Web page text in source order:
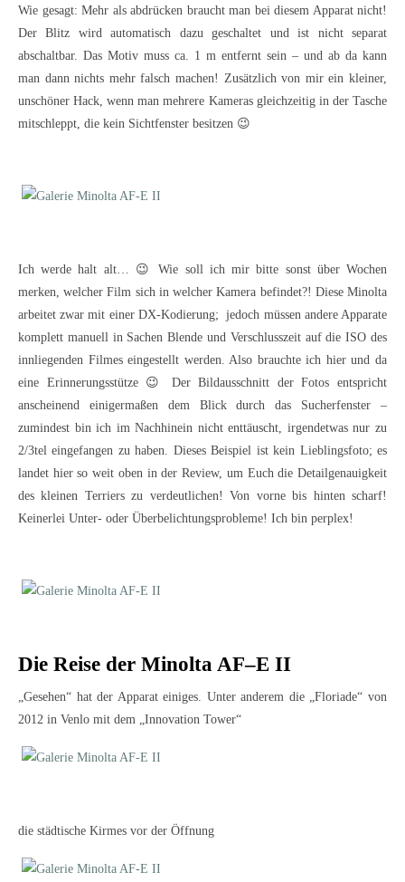
Wie gesagt: Mehr als abdrücken braucht man bei diesem Apparat nicht!
Der Blitz wird automatisch dazu geschaltet und ist nicht separat
abschaltbar. Das Motiv muss ca. 1 m entfernt sein – und ab da kann
man dann nichts mehr falsch machen! Zusätzlich von mir ein kleiner,
unschöner Hack, wenn man mehrere Kameras gleichzeitig in der Tasche
mitschleppt, die kein Sichtfenster besitzen 😉
Ich werde halt alt… 😉 Wie soll ich mir bitte sonst über Wochen
merken, welcher Film sich in welcher Kamera befindet?! Diese Minolta
arbeitet zwar mit einer DX-Kodierung; jedoch müssen andere Apparate
komplett manuell in Sachen Blende und Verschlusszeit auf die ISO des
innliegenden Filmes eingestellt werden. Also brauchte ich hier und da
eine Erinnerungsstütze 😉 Der Bildausschnitt der Fotos entspricht
anscheinend einigermaßen dem Blick durch das Sucherfenster –
zumindest bin ich im Nachhinein nicht enttäuscht, irgendetwas nur zu
2/3tel eingefangen zu haben. Dieses Beispiel ist kein Lieblingsfoto; es
landet hier so weit oben in der Review, um Euch die Detailgenauigkeit
des kleinen Terriers zu verdeutlichen! Von vorne bis hinten scharf!
Keinerlei Unter- oder Überbelichtungsprobleme! Ich bin perplex!
Die Reise der Minolta AF–E II
„Gesehen“ hat der Apparat einiges. Unter anderem die „Floriade“ von
2012 in Venlo mit dem „Innovation Tower“
die städtische Kirmes vor der Öffnung